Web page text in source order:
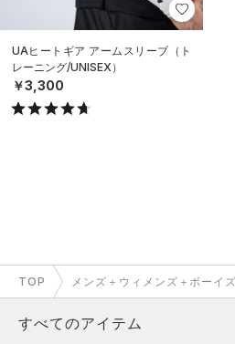
UAヒートギア アームスリーブ（ト
レーニング/UNISEX）
￥3,300
TOP メンズ＋ウィメンズ＋ボーイ
すべてのアイテム